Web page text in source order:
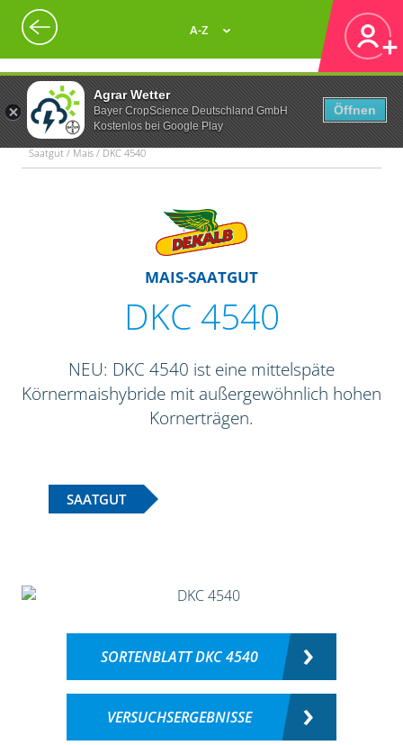
Agrar Wetter
Bayer CropScience Deutschland GmbH
Kostenlos bei Google Play
Öffnen
A-Z
Saatgut / Mais / DKC 4540
MAIS-SAATGUT
DKC 4540
NEU: DKC 4540 ist eine mittelspäte
Körnermaishybride mit außergewöhnlich hohen
Kornerträgen.
SAATGUT
SORTENBLATT DKC 4540
VERSUCHSERGEBNISSE